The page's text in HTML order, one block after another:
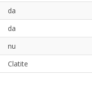
da
da
nu
Clatite